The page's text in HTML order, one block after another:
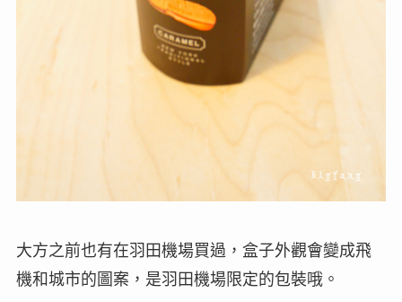
大方之前也有在羽田機場買過，盒子外觀會變成飛
機和城市的圖案，是羽田機場限定的包裝哦。